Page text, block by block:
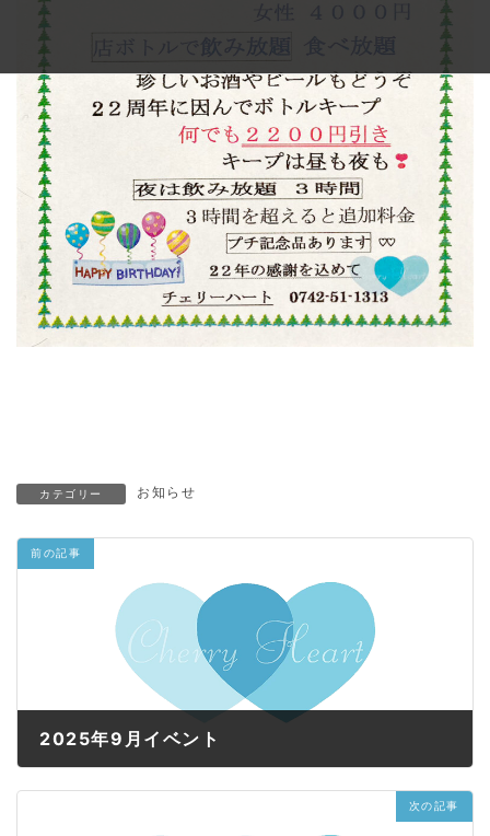
カテゴリー お知らせ
前の記事
2025年9月イベント
次の記事